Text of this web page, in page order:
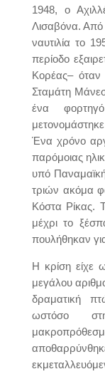
1948, ο
Λισαβόνα. Από
ναυτιλία το
περίοδο
Κορέας–
Σταμάτη
ένα
Ένα χρόνο
παρόμοιας
υπό
τριών ακόμα
Κόστα Ρίκας.
μέχρι το
πουλήθηκαν
Η κρίση είχε
μεγάλου
δραματική
ωστόσο